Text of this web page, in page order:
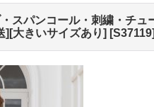
スパンコール・刺繍・チュ
][大きいサイズあり] [S37119]